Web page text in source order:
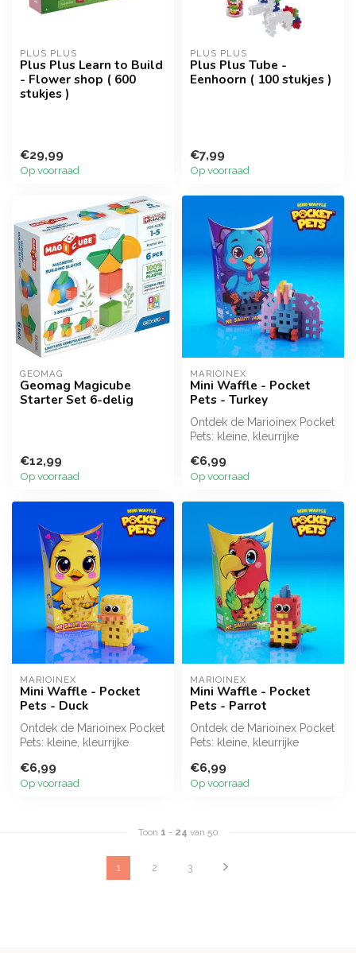
PLUS PLUS
Plus Plus Learn to Build
- Flower shop ( 600
stukjes )
€29,99
Op voorraad
PLUS PLUS
Plus Plus Tube -
Eenhoorn ( 100 stukjes )
€7,99
Op voorraad
GEOMAG
Geomag Magicube
Starter Set 6-delig
€12,99
Op voorraad
MARIOINEX
Mini Waffle - Pocket
Pets - Turkey
Ontdek de Marioinex Pocket
Pets: kleine, kleurrijke
kinderen hu...
€6,99
Op voorraad
MARIOINEX
Mini Waffle - Pocket
Pets - Duck
Ontdek de Marioinex Pocket
Pets: kleine, kleurrijke
kinderen hu...
€6,99
Op voorraad
MARIOINEX
Mini Waffle - Pocket
Pets - Parrot
Ontdek de Marioinex Pocket
Pets: kleine, kleurrijke
kinderen hu...
€6,99
Op voorraad
Toon 1 - 24 van 50
1 2 3